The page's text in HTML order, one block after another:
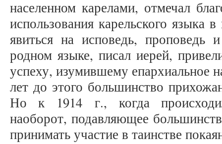
населенном карелами, отмечал
использования карельского языка
явиться на исповедь,
родном языке, писал иерей,
успеху, изумившему епархиальное
лет до этого большинство
Но к 1914 г., когда
наоборот, подавляющее
принимать участие в таинстве